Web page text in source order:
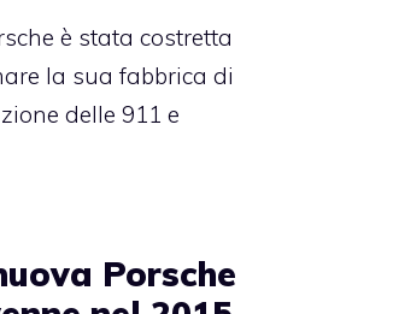
è stata costretta
la sua fabbrica di
delle 911 e
Porsche